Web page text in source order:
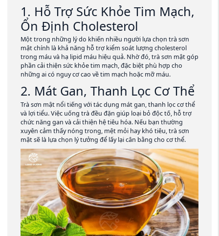
1. Hỗ Trợ Sức Khỏe Tim Mạch,
Ổn Định Cholesterol
Một trong những lý do khiến nhiều người lựa chọn trà sơn
mật chính là khả năng hỗ trợ kiểm soát lượng cholesterol
trong máu và hạ lipid máu hiệu quả. Nhờ đó, trà sơn mật góp
phần cải thiện sức khỏe tim mạch, đặc biệt phù hợp cho
những ai có nguy cơ cao về tim mạch hoặc mỡ máu.
2. Mát Gan, Thanh Lọc Cơ Thể
Trà sơn mật nổi tiếng với tác dụng mát gan, thanh lọc cơ thể
và lợi tiểu. Việc uống trà đều đặn giúp loại bỏ độc tố, hỗ trợ
chức năng gan và cải thiện hệ tiêu hóa. Nếu bạn thường
xuyên cảm thấy nóng trong, mệt mỏi hay khó tiêu, trà sơn
mật sẽ là lựa chọn lý tưởng để lấy lại cân bằng cho cơ thể.